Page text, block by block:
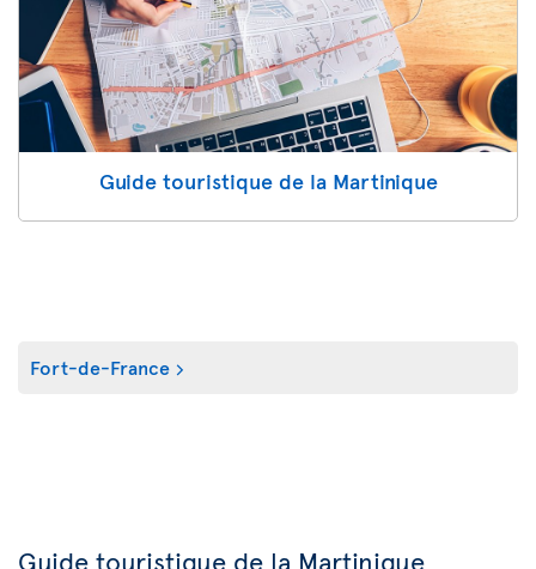
Guide touristique de la Martinique
Fort-de-France
Guide touristique de la Martinique